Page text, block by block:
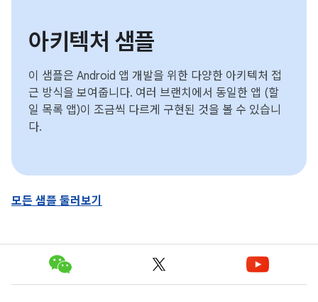
아키텍처 샘플
이 샘플은 Android 앱 개발을 위한 다양한 아키텍처 접
근 방식을 보여줍니다. 여러 브랜치에서 동일한 앱 (할
일 목록 앱)이 조금씩 다르게 구현된 것을 볼 수 있습니
다.
모든 샘플 둘러보기